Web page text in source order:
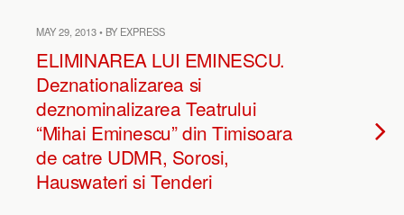
MAY 29, 2013 • BY EXPRESS
ELIMINAREA LUI EMINESCU.
Deznationalizarea si
deznominalizarea Teatrului
“Mihai Eminescu” din Timisoara
de catre UDMR, Sorosi,
Hauswateri si Tenderi